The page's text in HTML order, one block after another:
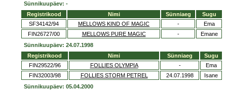
Sünnikuupäev: -
Registrikood
Nimi Sünniaeg
Sugu
SF34142/94
MELLOWS KIND OF MAGIC -
Ema
FIN26727/00
MELLOWS PURE MAGIC -
Emane
Sünnikuupäev: 24.07.1998
Registrikood
Nimi Sünniaeg
Sugu
FIN29522/96
FOLLIES OLYMPIA -
Ema
FIN32003/98
FOLLIES STORM PETREL 24.07.1998
Isane
Sünnikuupäev: 05.04.2000